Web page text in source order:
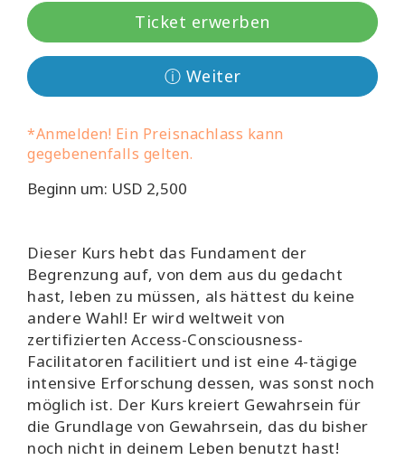
KONTAKT
SUCHE
Ticket erwerben
ⓘ Weiter
*Anmelden! Ein Preisnachlass kann
gegebenenfalls gelten.
Beginn um: USD 2,500
Dieser Kurs hebt das Fundament der
Begrenzung auf, von dem aus du gedacht
hast, leben zu müssen, als hättest du keine
andere Wahl! Er wird weltweit von
zertifizierten Access-Consciousness-
Facilitatoren facilitiert und ist eine 4-tägige
intensive Erforschung dessen, was sonst noch
möglich ist. Der Kurs kreiert Gewahrsein für
die Grundlage von Gewahrsein, das du bisher
noch nicht in deinem Leben benutzt hast!